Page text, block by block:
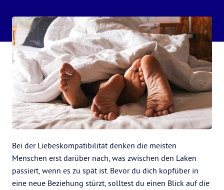
Bei der Liebeskompatibilität denken die meisten
Menschen erst darüber nach, was zwischen den Laken
passiert, wenn es zu spät ist. Bevor du dich kopfüber in
eine neue Beziehung stürzt, solltest du einen Blick auf die